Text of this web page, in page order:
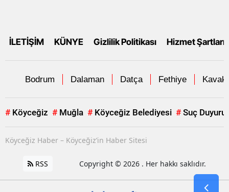
İLETİŞİM KÜNYE Gizlilik Politikası Hizmet Şartları
Bodrum Dalaman Datça Fethiye
# Köyceğiz # Muğla # Köyceğiz Belediyesi # Suç
Köyceğiz Haber – Köyceğiz’in Haber Sitesi
RSS Copyright © 2026 . Her hakkı saklıdır.